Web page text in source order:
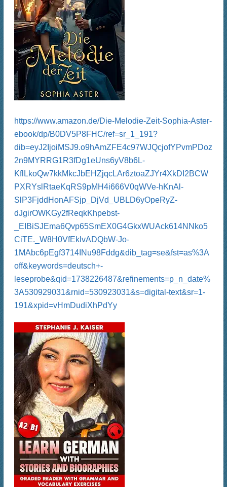
https://www.amazon.de/Die-Melodie-Zeit-Sophia-Aster-
ebook/dp/B0DV5P8FHC/ref=sr_1_191?
dib=eyJ2IjoiMSJ9.o9hAmZFE4c97WJQcjofYPvmPDoz
2n9MYRRG1R3fDg1eUns6yV8b6L-
KflLkoQw7kkMkcJbEHZjqcLAr6ztoaZJYr4XkDI2BCW
PXRYslRtaeKqRS9pMH4i666V0qWVe-hKnAl-
SlP3FjddHonAFSjp_DjVd_UBLD6yOpeRyZ-
dJgirOWKGy2fReqkKhpebst-
_EIBiSJEma6Qvp65SmEX0G4GkxWUAck614NNko5
CiTE._W8H0VfEklvADQbW-Jo-
1MAbc6pEgf3714INu98Fddg&dib_tag=se&fst=as%3A
off&keywords=deutsch+-
leseprobe&qid=1738226487&refinements=p_n_date%
3A530929031&rnid=530923031&s=digital-text&sr=1-
191&xpid=vHmDudiXhPdYy